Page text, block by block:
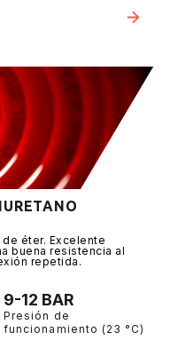
éter. Excelente
buena resistencia al
repetida.
9-12 BAR
Presión de
funcionamiento (23 °C)